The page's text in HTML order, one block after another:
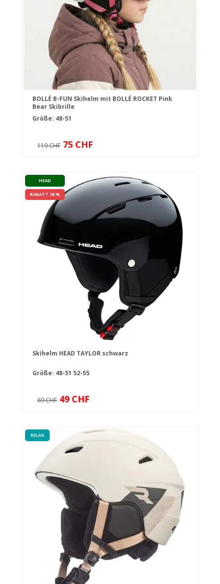
BOLLÉ B-FUN Skihelm mit BOLLÉ ROCKET Pink
Bear Skibrille
Größe: 48-51
119 CHF 75 CHF
HEAD
RABATT 28 %
Skihelm HEAD TAYLOR schwarz
Größe: 48-51 52-55
69 CHF 49 CHF
RELAX